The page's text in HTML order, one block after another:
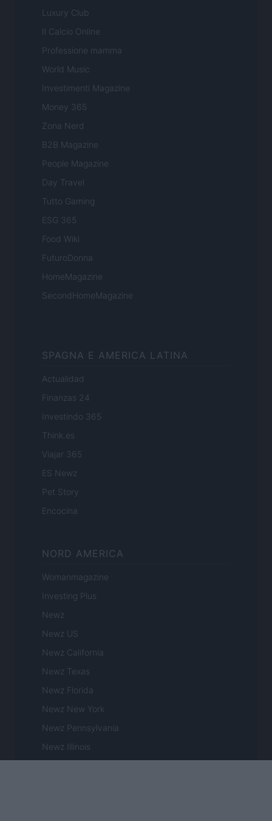
Luxury Club
Il Calcio Online
Professione mamma
World Music
Investimenti Magazine
Money 365
Zona Nerd
B2B Magazine
People Magazine
Day Travel
Tutto Gaming
ESG 365
Food Wiki
FuturoDonna
HomeMagazine
SecondHomeMagazine
SPAGNA E AMERICA LATINA
Actualidad
Finanzas 24
Investindo 365
Think.es
Viajar 365
ES Newz
Pet Story
Encocina
NORD AMERICA
Womanmagazine
Investing Plus
Newz
Newz US
Newz California
Newz Texas
Newz Florida
Newz New York
Newz Pennsylvania
Newz Illinois